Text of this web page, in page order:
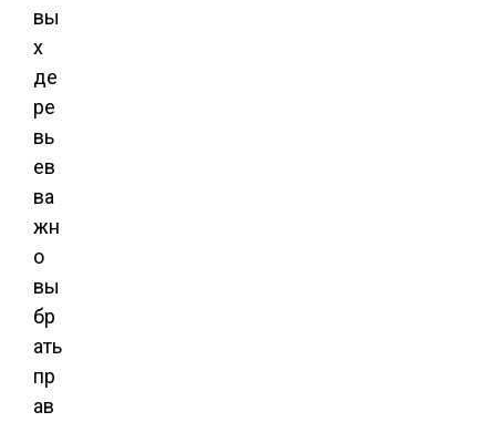
вы
х
де
ре
вь
ев
ва
жн
о
вы
бр
ать
пр
ав